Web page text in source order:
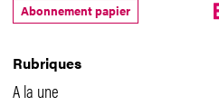
Rubriques
A la une
Abonnement papier